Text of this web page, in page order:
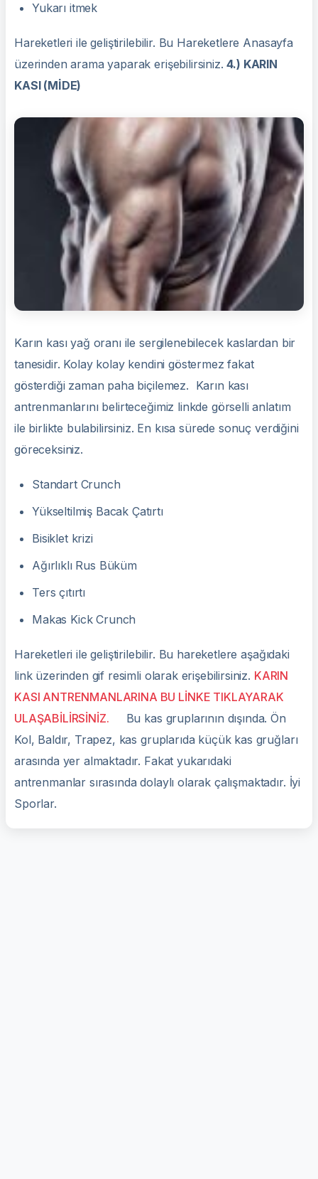
Yukarı itmek
Hareketleri ile geliştirilebilir. Bu Hareketlere Anasayfa
üzerinden arama yaparak erişebilirsiniz.4.) KARIN
KASI (MİDE)
Karın kası yağ oranı ile sergilenebilecek kaslardan bir
tanesidir. Kolay kolay kendini göstermez fakat
gösterdiği zaman paha biçilemez. Karın kası
antrenmanlarını belirteceğimiz linkde görselli anlatım
ile birlikte bulabilirsiniz. En kısa sürede sonuç verdiğini
göreceksiniz.
Standart Crunch
Yükseltilmiş Bacak Çatırtı
Bisiklet krizi
Ağırlıklı Rus Büküm
Ters çıtırtı
Makas Kick Crunch
Hareketleri ile geliştirilebilir. Bu hareketlere aşağıdaki
link üzerinden gif resimli olarak erişebilirsiniz. KARIN
KASI ANTRENMANLARINA BU LİNKE TIKLAYARAK
ULAŞABİLİRSİNİZ. Bu kas gruplarının dışında. Ön
Kol, Baldır, Trapez, kas gruplarıda küçük kas gruğları
arasında yer almaktadır. Fakat yukarıdaki
antrenmanlar sırasında dolaylı olarak çalışmaktadır. İyi
Sporlar.